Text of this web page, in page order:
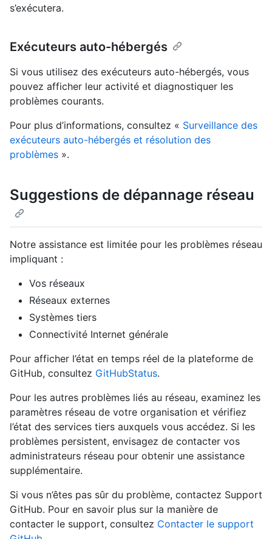
s’exécutera.
Exécuteurs auto-hébergés
Si vous utilisez des exécuteurs auto-hébergés, vous
pouvez afficher leur activité et diagnostiquer les
problèmes courants.
Pour plus d’informations, consultez « Surveillance des
exécuteurs auto-hébergés et résolution des
problèmes ».
Suggestions de dépannage réseau
Notre assistance est limitée pour les problèmes réseau
impliquant :
Vos réseaux
Réseaux externes
Systèmes tiers
Connectivité Internet générale
Pour afficher l’état en temps réel de la plateforme de
GitHub, consultez GitHubStatus.
Pour les autres problèmes liés au réseau, examinez les
paramètres réseau de votre organisation et vérifiez
l’état des services tiers auxquels vous accédez. Si les
problèmes persistent, envisagez de contacter vos
administrateurs réseau pour obtenir une assistance
supplémentaire.
Si vous n’êtes pas sûr du problème, contactez Support
GitHub. Pour en savoir plus sur la manière de
contacter le support, consultez Contacter le support